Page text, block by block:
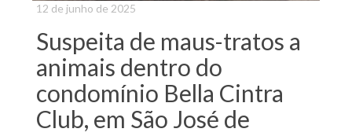
12 de junho de 2025
Suspeita de maus-tratos a
animais dentro do
condomínio Bella Cintra
Club, em São José de